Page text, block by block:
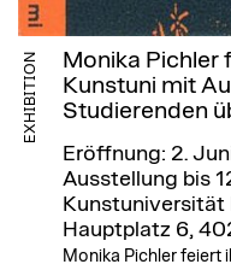
EXHIBITION
Monika Pichler
Kunstuni mit
Studierenden
Eröffnung: 2.
Ausstellung bis
Kunstuniversität
Hauptplatz 6,
Monika Pichler feiert